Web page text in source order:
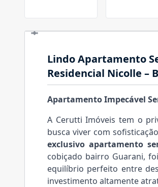
Lindo Apartamento
Residencial Nicolle –
Apartamento Impecável
A Cerutti Imóveis tem o
busca viver com
exclusivo apartamento
cobiçado bairro Guarani,
equilíbrio perfeito entre
investimento altamente